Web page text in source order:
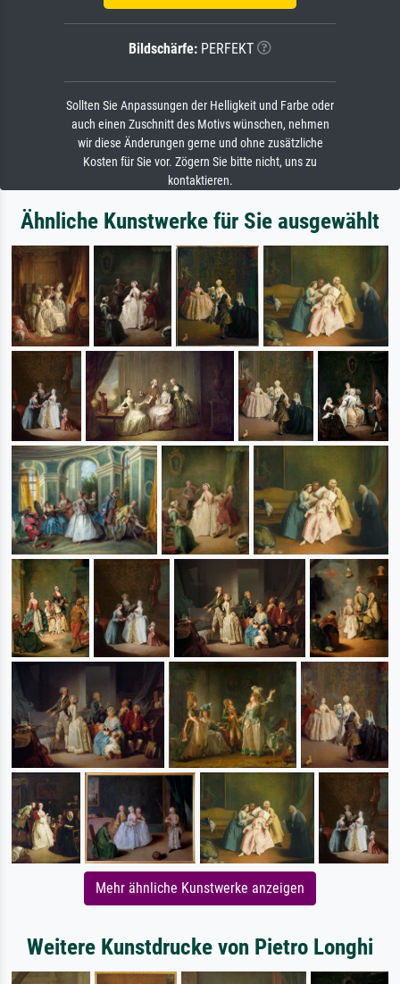
Bildschärfe: PERFEKT
Sollten Sie Anpassungen der Helligkeit und Farbe oder
auch einen Zuschnitt des Motivs wünschen, nehmen
wir diese Änderungen gerne und ohne zusätzliche
Kosten für Sie vor. Zögern Sie bitte nicht, uns zu
kontaktieren.
Ähnliche Kunstwerke für Sie ausgewählt
Mehr ähnliche Kunstwerke anzeigen
Weitere Kunstdrucke von Pietro Longhi